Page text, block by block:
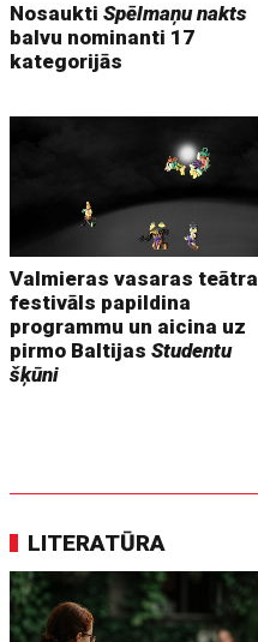
NosauktiSpēlmaņu nakts
balvu nominanti 17
kategorijās
Valmieras vasaras teātra
festivāls papildina
programmu un aicina uz
pirmo BaltijasStudentu
šķūni
LITERATŪRA